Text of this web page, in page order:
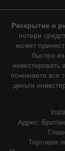
Раскрытие о
потери
может
быстро
инвестировать
понимаете все
деньги
Адрес:
Торговая